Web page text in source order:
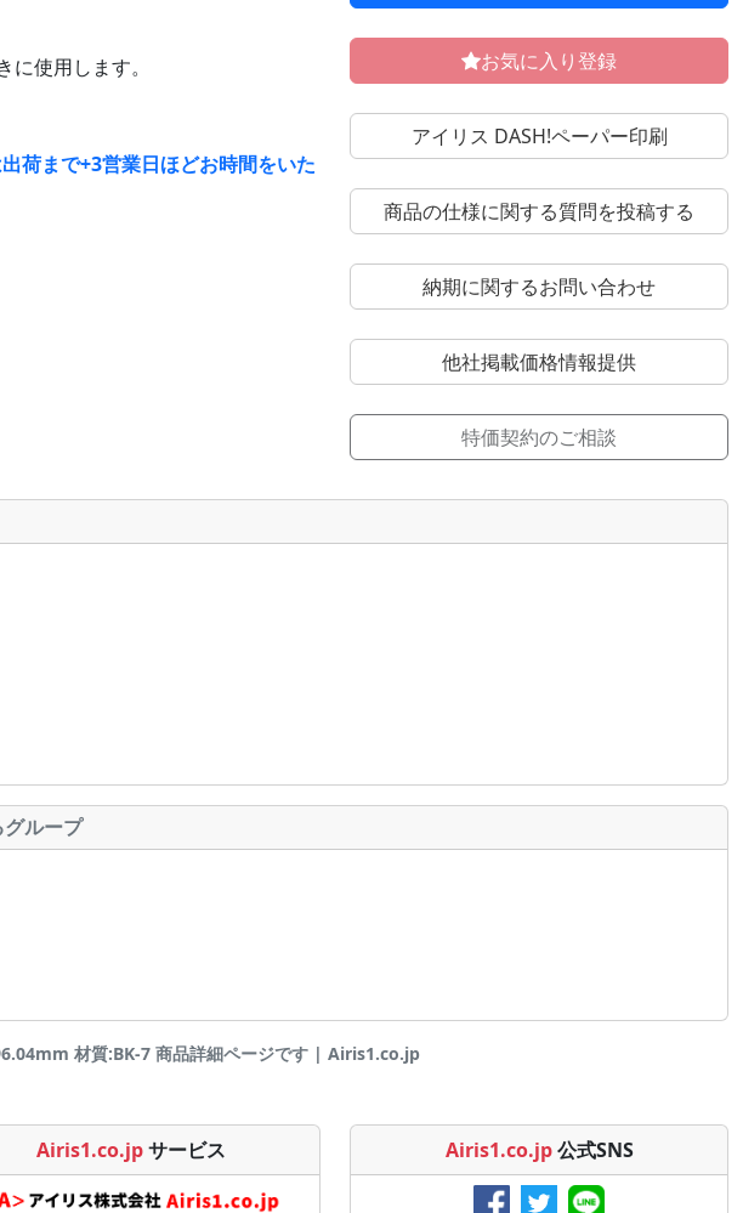
使用します。
荷まで+3営業日ほどお時間をいた
お気に入り登録
アイリス DASH!ペーパー印刷
商品の仕様に関する質問を投稿する
納期に関するお問い合わせ
他社掲載価格情報提供
特価契約のご相談
ループ
材質:BK-7 商品詳細ページです | Airis1.co.jp
Airis1.co.jpサービス Airis1.co.jp 公式SNS